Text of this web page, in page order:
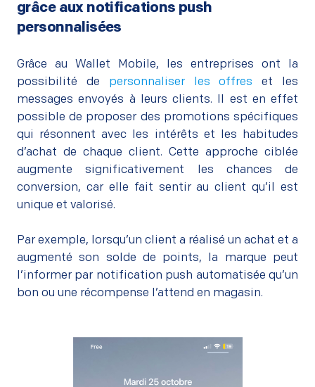
grâce aux notifications push
personnalisées
Grâce au Wallet Mobile, les entreprises ont la
possibilité de personnaliser les offres et les
messages envoyés à leurs clients. Il est en effet
possible de proposer des promotions spécifiques
qui résonnent avec les intérêts et les habitudes
d’achat de chaque client. Cette approche ciblée
augmente significativement les chances de
conversion, car elle fait sentir au client qu’il est
unique et valorisé.
Par exemple, lorsqu’un client a réalisé un achat et a
augmenté son solde de points, la marque peut
l’informer par notification push automatisée qu’un
bon ou une récompense l’attend en magasin.